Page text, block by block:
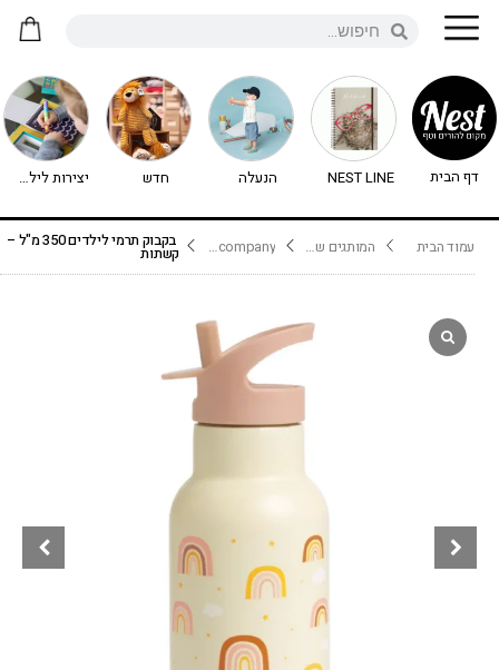
דף הבית NEST LINE הנעלה חדש יצירות לילדים - יצירה לילדים
עמוד הבית המותגים שלנו A little lovely company בקבוק תרמי לילדים 350 מ"ל –
קשתות